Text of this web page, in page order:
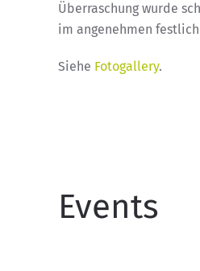
Überraschung wurde
im angenehmen
Siehe Fotogallery.
Events